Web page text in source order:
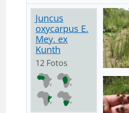
Juncus
oxycarpus E.
Mey. ex
Kunth
12 Fotos